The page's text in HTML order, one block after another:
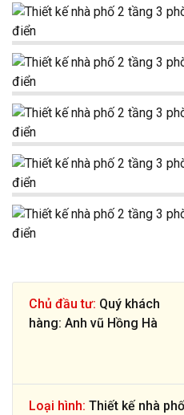
Chủ đầu tư: Quý khách
hàng: Anh vũ Hồng Hà
Loại hình: Thiết kế nhà phố